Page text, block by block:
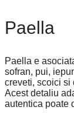
Paella
Paella e
sofran, pui,
creveti, scoici si
Acest detaliu
autentica poate